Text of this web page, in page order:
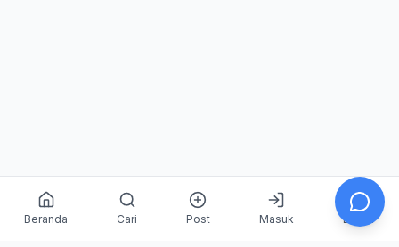
Beranda Cari Post Masuk Daftar